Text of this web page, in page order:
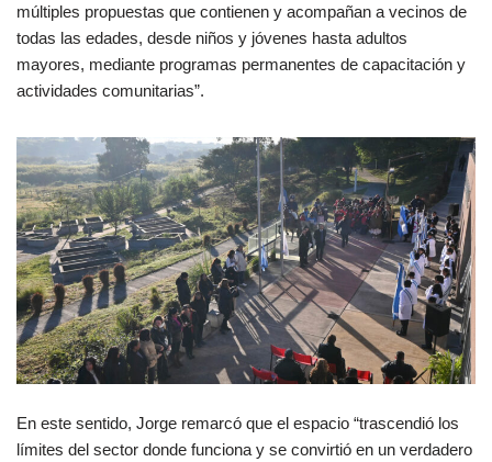
múltiples propuestas que contienen y acompañan a vecinos de
todas las edades, desde niños y jóvenes hasta adultos
mayores, mediante programas permanentes de capacitación y
actividades comunitarias”.
En este sentido, Jorge remarcó que el espacio “trascendió los
límites del sector donde funciona y se convirtió en un verdadero